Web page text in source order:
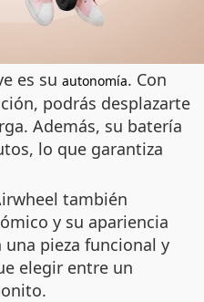
es su autonomía. Con
podrás desplazarte
Además, su batería
lo que garantiza
también
y su apariencia
pieza funcional y
elegir entre un